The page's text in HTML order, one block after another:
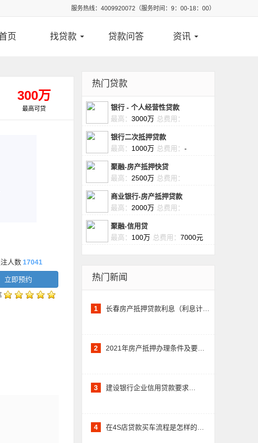
服务热线：4009920072（服务时间：9：00-18：00）
页 找贷款 贷款问答 资讯
300万
最高可贷
人数 17041
立即预约
热门贷款
银行 - 个人经营性贷款
最高： 3000万 总费用：
银行二次抵押贷款
最高： 1000万 总费用： -
聚融-房产抵押快贷
最高： 2500万 总费用：
商业银行-房产抵押贷款
最高： 2000万 总费用：
聚融-信用贷
最高： 100万 总费用： 7000元
热门新闻
1 长春房产抵押贷款利息（利息计…
2 2021年房产抵押办理条件及要…
3 建设银行企业信用贷款要求…
4 在4S店贷款买车流程是怎样的…